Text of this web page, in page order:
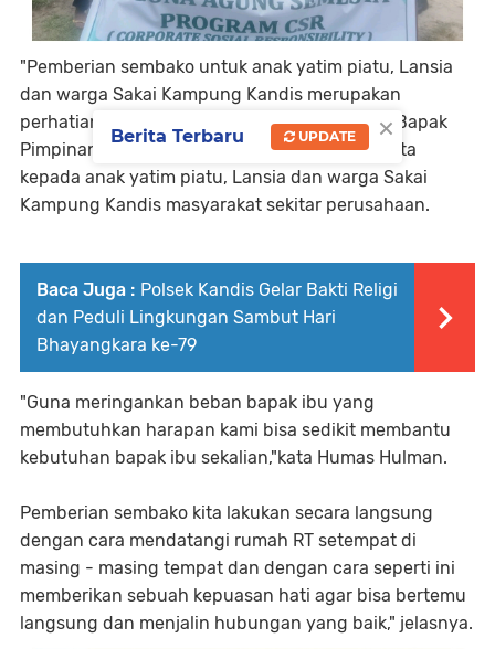
"Pemberian sembako untuk anak yatim piatu, Lansia
dan warga Sakai Kampung Kandis merupakan
perhatian dan kepedulian serta niat baik dari Bapak
Pimpinan perusahaan PT. Guna Agung Semesta
kepada anak yatim piatu, Lansia dan warga Sakai
Kampung Kandis masyarakat sekitar perusahaan.
Baca Juga : Polsek Kandis Gelar Bakti Religi
dan Peduli Lingkungan Sambut Hari
Bhayangkara ke-79
"Guna meringankan beban bapak ibu yang
membutuhkan harapan kami bisa sedikit membantu
kebutuhan bapak ibu sekalian,"kata Humas Hulman.
Pemberian sembako kita lakukan secara langsung
dengan cara mendatangi rumah RT setempat di
masing - masing tempat dan dengan cara seperti ini
memberikan sebuah kepuasan hati agar bisa bertemu
langsung dan menjalin hubungan yang baik," jelasnya.
×
Berita Terbaru UPDATE